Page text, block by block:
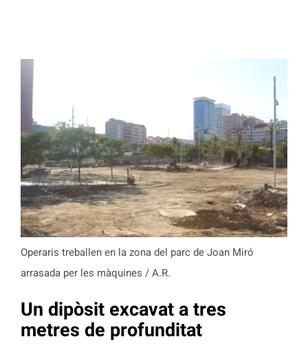
Operaris treballen en la zona del parc de Joan Miró
arrasada per les màquines / A.R.
Un dipòsit excavat a tres
metres de profunditat